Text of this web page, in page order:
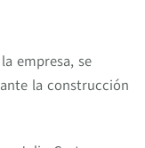
empresa, se
la construcción